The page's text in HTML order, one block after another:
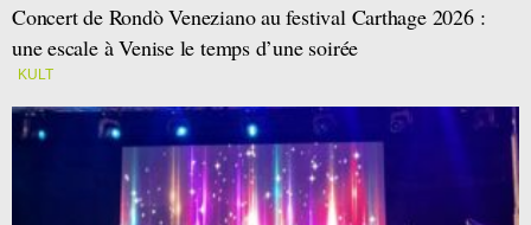
Concert de Rondò Veneziano au festival Carthage 2026 :
une escale à Venise le temps d’une soirée
KULT